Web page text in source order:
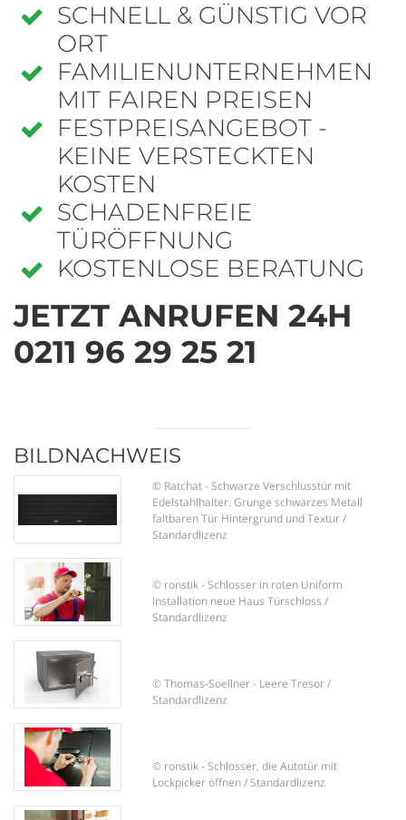
SCHNELL & GÜNSTIG VOR
ORT
FAMILIENUNTERNEHMEN
MIT FAIREN PREISEN
FESTPREISANGEBOT -
KEINE VERSTECKTEN
KOSTEN
SCHADENFREIE
TÜRÖFFNUNG
KOSTENLOSE BERATUNG
JETZT ANRUFEN 24H
0211 96 29 25 21
BILDNACHWEIS
© Ratchat - Schwarze Verschlusstür mit
Edelstahlhalter. Grunge schwarzes Metall
faltbaren Tür Hintergrund und Textur /
Standardlizenz
© ronstik - Schlosser in roten Uniform
Installation neue Haus Türschloss /
Standardlizenz
© Thomas-Soellner - Leere Tresor /
Standardlizenz
© ronstik - Schlosser, die Autotür mit
Lockpicker öffnen / Standardlizenz